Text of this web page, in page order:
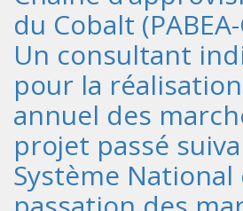
du Cobalt
Un consultant
pour la
annuel des
projet passé
Système National